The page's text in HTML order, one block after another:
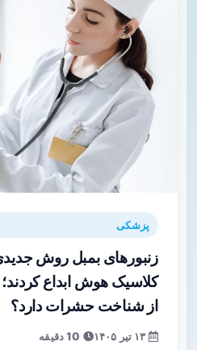
پزشکی
زنبورهای بمبل روش
کلاسیک هوش ابداع
از شناخت حشرات دارد؟